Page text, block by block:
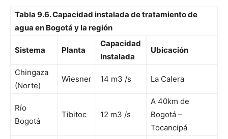
Tabla 9.6. Capacidad instalada de tratamiento de
agua en Bogotá y la región
Sistema Planta
Capacidad
Instalada
Ubicación
Chingaza
(Norte)
Wiesner 14 m3 /s La Calera
Río
Bogotá
Tibitoc 12 m3 /s
A 40km de
Bogotá –
Tocancipá